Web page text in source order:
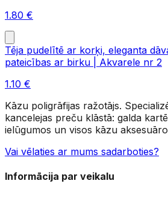
1.80 €
Tēja pudelītē ar korķi, eleganta
pateicības ar birku | Akvarele nr 2
1.10 €
Kāzu poligrāfijas ražotājs.
kancelejas preču klāstā: galda
ielūgumos un visos kāzu
Vai vēlaties ar mums sadarboties?
Informācija par veikalu